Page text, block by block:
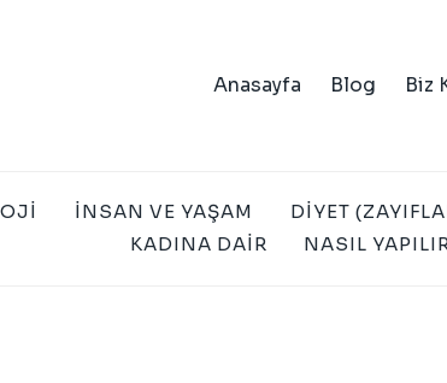
Anasayfa Blog Biz
İNSAN VE YAŞAM DIYET
KADINA DAIR
NASIL